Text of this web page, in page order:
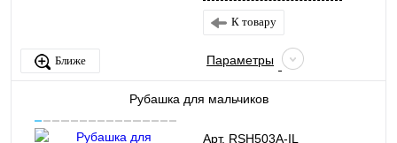
Ближе
К товару
Параметры
Рубашка для мальчиков
Арт. RSH503A-IL